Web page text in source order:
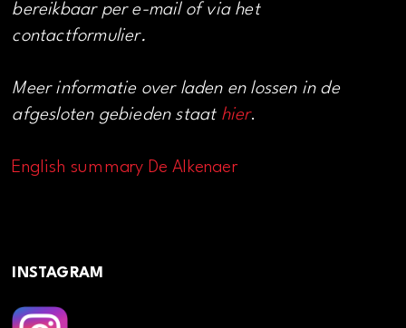
bereikbaar per e-mail of via het
contactformulier.
Meer informatie over laden en lossen in de
afgesloten gebieden staat hier.
English summary De Alkenaer
INSTAGRAM